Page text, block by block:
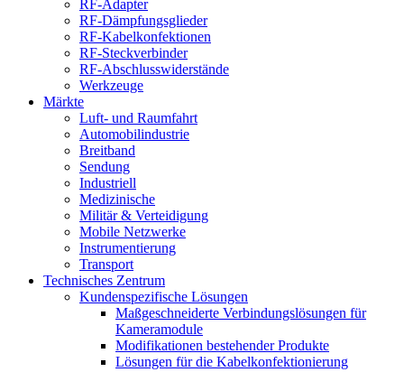
RF-Adapter
RF-Dämpfungsglieder
RF-Kabelkonfektionen
RF-Steckverbinder
RF-Abschlusswiderstände
Werkzeuge
Märkte
Luft- und Raumfahrt
Automobilindustrie
Breitband
Sendung
Industriell
Medizinische
Militär & Verteidigung
Mobile Netzwerke
Instrumentierung
Transport
Technisches Zentrum
Kundenspezifische Lösungen
Maßgeschneiderte Verbindungslösungen für
Kameramodule
Modifikationen bestehender Produkte
Lösungen für die Kabelkonfektionierung